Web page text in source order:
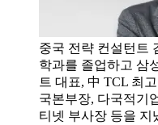
중국 전략 컨설턴트
학과를 졸업하고 삼
트 대표, 中 TCL 최
국본부장, 다국적기
티넷 부사장 등을 지